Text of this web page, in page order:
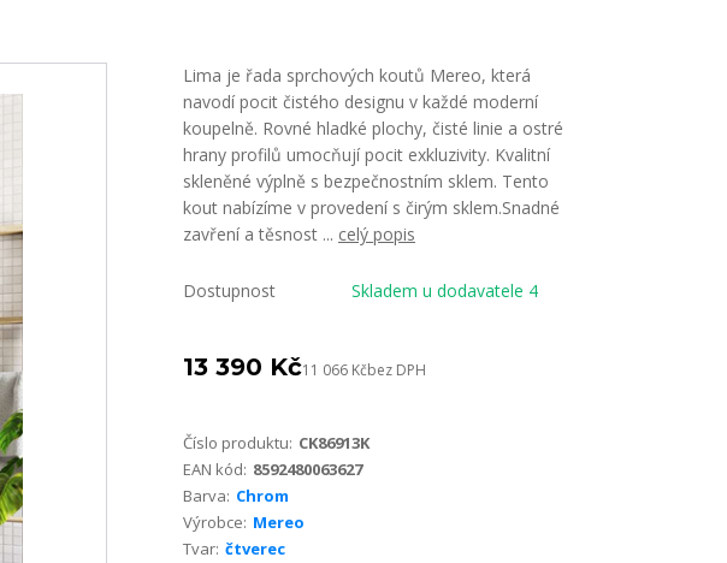
Lima je řada sprchových koutů Mereo, která
navodí pocit čistého designu v každé moderní
koupelně. Rovné hladké plochy, čisté linie a ostré
hrany profilů umocňují pocit exkluzivity. Kvalitní
skleněné výplně s bezpečnostním sklem. Tento
kout nabízíme v provedení s čirým sklem.Snadné
zavření a těsnost ... celý popis
Dostupnost Skladem u dodavatele 4
13 390 Kč11 066 Kčbez DPH
Číslo produktu: CK86913K
EAN kód: 8592480063627
Barva: Chrom
Výrobce: Mereo
Tvar: čtverec